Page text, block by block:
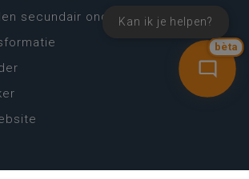
bèta
Kan ik je helpen?
secundair onderwijs